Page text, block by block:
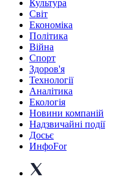
Культура
Світ
Економіка
Політика
Війна
Спорт
Здоров'я
Технології
Аналітика
Екологія
Новини компаній
Надзвичайні події
Досьє
ИнфоFor